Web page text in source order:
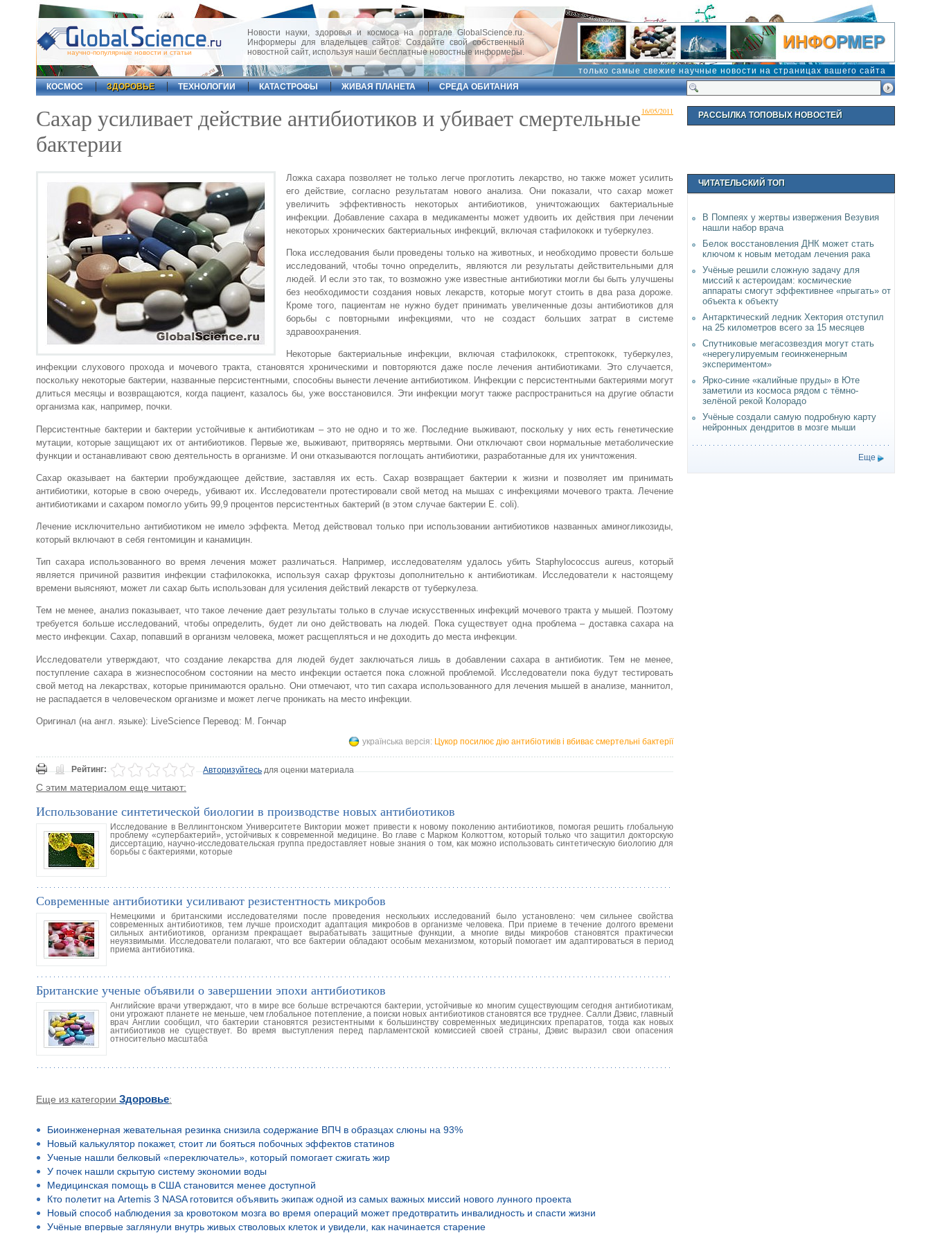
научно-популярные новости и статьи
Новости науки, здоровья и космоса на портале GlobalScience.ru.
Информеры для владельцев сайтов. Создайте свой собственный
новостной сайт, используя наши бесплатные новостные информеры.
только самые свежие научные новости на страницах вашего сайта
КОСМОС
ЗДОРОВЬЕ ТЕХНОЛОГИИ КАТАСТРОФЫ ЖИВАЯ ПЛАНЕТА СРЕДА ОБИТАНИЯ
16/05/2011
Сахар усиливает действие антибиотиков и убивает смертельные
бактерии
Ложка сахара позволяет не только легче проглотить лекарство, но также может усилить
его действие, согласно результатам нового анализа. Они показали, что сахар может
увеличить эффективность некоторых антибиотиков, уничтожающих бактериальные
инфекции. Добавление сахара в медикаменты может удвоить их действия при лечении
некоторых хронических бактериальных инфекций, включая стафилококк и туберкулез.
Пока исследования были проведены только на животных, и необходимо провести больше
исследований, чтобы точно определить, являются ли результаты действительными для
людей. И если это так, то возможно уже известные антибиотики могли бы быть улучшены
без необходимости создания новых лекарств, которые могут стоить в два раза дороже.
Кроме того, пациентам не нужно будет принимать увеличенные дозы антибиотиков для
борьбы с повторными инфекциями, что не создаст больших затрат в системе
здравоохранения.
Некоторые бактериальные инфекции, включая стафилококк, стрептококк, туберкулез,
инфекции слухового прохода и мочевого тракта, становятся хроническими и повторяются даже после лечения антибиотиками. Это случается,
поскольку некоторые бактерии, названные персистентными, способны вынести лечение антибиотиком. Инфекции с персистентными бактериями могут
длиться месяцы и возвращаются, когда пациент, казалось бы, уже восстановился. Эти инфекции могут также распространиться на другие области
организма как, например, почки.
Персистентные бактерии и бактерии устойчивые к антибиотикам – это не одно и то же. Последние выживают, поскольку у них есть генетические
мутации, которые защищают их от антибиотиков. Первые же, выживают, притворяясь мертвыми. Они отключают свои нормальные метаболические
функции и останавливают свою деятельность в организме. И они отказываются поглощать антибиотики, разработанные для их уничтожения.
Сахар оказывает на бактерии пробуждающее действие, заставляя их есть. Сахар возвращает бактерии к жизни и позволяет им принимать
антибиотики, которые в свою очередь, убивают их. Исследователи протестировали свой метод на мышах с инфекциями мочевого тракта. Лечение
антибиотиками и сахаром помогло убить 99,9 процентов персистентных бактерий (в этом случае бактерии E. coli).
Лечение исключительно антибиотиком не имело эффекта. Метод действовал только при использовании антибиотиков названных аминогликозиды,
который включают в себя гентомицин и канамицин.
Тип сахара использованного во время лечения может различаться. Например, исследователям удалось убить Staphylococcus aureus, который
является причиной развития инфекции стафилококка, используя сахар фруктозы дополнительно к антибиотикам. Исследователи к настоящему
времени выясняют, может ли сахар быть использован для усиления действий лекарств от туберкулеза.
Тем не менее, анализ показывает, что такое лечение дает результаты только в случае искусственных инфекций мочевого тракта у мышей. Поэтому
требуется больше исследований, чтобы определить, будет ли оно действовать на людей. Пока существует одна проблема – доставка сахара на
место инфекции. Сахар, попавший в организм человека, может расщепляться и не доходить до места инфекции.
Исследователи утверждают, что создание лекарства для людей будет заключаться лишь в добавлении сахара в антибиотик. Тем не менее,
поступление сахара в жизнеспособном состоянии на место инфекции остается пока сложной проблемой. Исследователи пока будут тестировать
свой метод на лекарствах, которые принимаются орально. Они отмечают, что тип сахара использованного для лечения мышей в анализе, маннитол,
не распадается в человеческом организме и может легче проникать на место инфекции.
Оригинал (на англ. языке): LiveScience Перевод: М. Гончар
українська версія: Цукор посилює дію антибіотиків і вбиває смертельні бактерії
Рейтинг: Авторизуйтесьдля оценки материала
С этим материалом еще читают:
Использование синтетической биологии в производстве новых антибиотиков
Исследование в Веллингтонском Университете Виктории может привести к новому поколению антибиотиков, помогая решить глобальную
проблему «супербактерий», устойчивых к современной медицине. Во главе с Марком Колкоттом, который только что защитил докторскую
диссертацию, научно-исследовательская группа предоставляет новые знания о том, как можно использовать синтетическую биологию для
борьбы с бактериями, которые
Современные антибиотики усиливают резистентность микробов
Немецкими и британскими исследователями после проведения нескольких исследований было установлено: чем сильнее свойства
современных антибиотиков, тем лучше происходит адаптация микробов в организме человека. При приеме в течение долгого времени
сильных антибиотиков, организм прекращает вырабатывать защитные функции, а многие виды микробов становятся практически
неуязвимыми. Исследователи полагают, что все бактерии обладают особым механизмом, который помогает им адаптироваться в период
приема антибиотика.
Британские ученые объявили о завершении эпохи антибиотиков
Английские врачи утверждают, что в мире все больше встречаются бактерии, устойчивые ко многим существующим сегодня антибиотикам,
они угрожают планете не меньше, чем глобальное потепление, а поиски новых антибиотиков становятся все труднее. Салли Дэвис, главный
врач Англии сообщил, что бактерии становятся резистентными к большинству современных медицинских препаратов, тогда как новых
антибиотиков не существует. Во время выступления перед парламентской комиссией своей страны, Дэвис выразил свои опасения
относительно масштаба
Еще из категории Здоровье:
Биоинженерная жевательная резинка снизила содержание ВПЧ в образцах слюны на 93%
Новый калькулятор покажет, стоит ли бояться побочных эффектов статинов
Ученые нашли белковый «переключатель», который помогает сжигать жир
У почек нашли скрытую систему экономии воды
Медицинская помощь в США становится менее доступной
Кто полетит на Artemis 3 NASA готовится объявить экипаж одной из самых важных миссий нового лунного проекта
Новый способ наблюдения за кровотоком мозга во время операций может предотвратить инвалидность и спасти жизни
Учёные впервые заглянули внутрь живых стволовых клеток и увидели, как начинается старение
РАССЫЛКА ТОПОВЫХ НОВОСТЕЙ
ЧИТАТЕЛЬСКИЙ ТОП
В Помпеях у жертвы извержения Везувия
нашли набор врача
Белок восстановления ДНК может стать
ключом к новым методам лечения рака
Учёные решили сложную задачу для
миссий к астероидам: космические
аппараты смогут эффективнее «прыгать» от
объекта к объекту
Антарктический ледник Хектория отступил
на 25 километров всего за 15 месяцев
Спутниковые мегасозвездия могут стать
«нерегулируемым геоинженерным
экспериментом»
Ярко-синие «калийные пруды» в Юте
заметили из космоса рядом с тёмно-
зелёной рекой Колорадо
Учёные создали самую подробную карту
нейронных дендритов в мозге мыши
Еще